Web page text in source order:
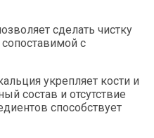
сделать чистку
с
укрепляет кости и
состав и отсутствие
способствует